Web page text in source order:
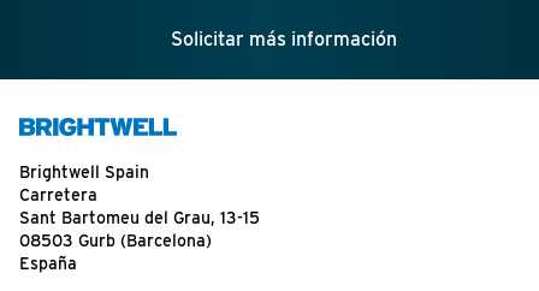
Solicitar más información
Brightwell Spain
Carretera
Sant Bartomeu del Grau, 13-15
08503 Gurb (Barcelona)
España